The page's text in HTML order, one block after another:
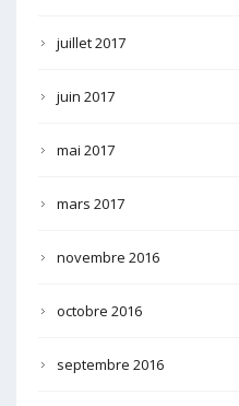
juillet 2017
juin 2017
mai 2017
mars 2017
novembre 2016
octobre 2016
septembre 2016